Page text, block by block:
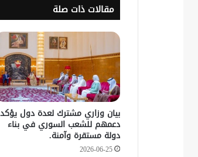
مقالات ذات صلة
بيان وزاري مشترك لعدة دول يؤكد
دعمهم للشعب السوري في بناء
دولة مستقرة وآمنة.
2026-06-25